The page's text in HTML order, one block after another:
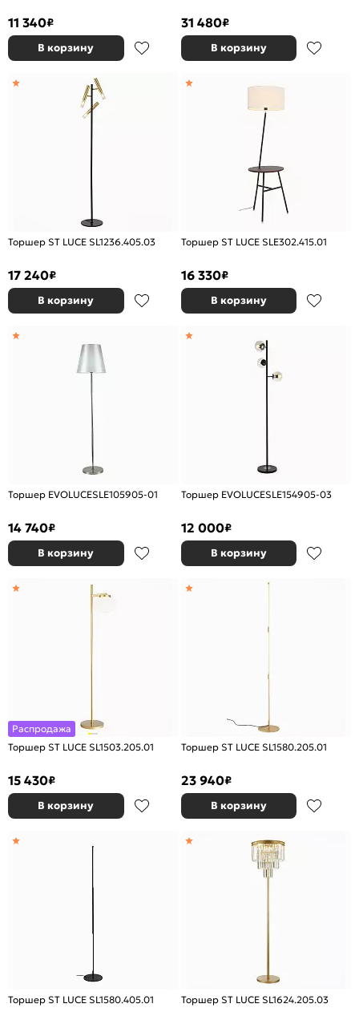
11 340₽
В корзину
31 480₽
В корзину
Торшер ST LUCE SL1236.405.03
17 240₽
В корзину
Торшер ST LUCE SLE302.415.01
16 330₽
В корзину
Торшер EVOLUCESLE105905-01
14 740₽
В корзину
Торшер EVOLUCESLE154905-03
12 000₽
В корзину
Распродажа
Торшер ST LUCE SL1503.205.01
15 430₽
В корзину
Торшер ST LUCE SL1580.205.01
23 940₽
В корзину
Торшер ST LUCE SL1580.405.01 Торшер ST LUCE SL1624.205.03